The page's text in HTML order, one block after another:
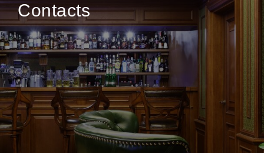
Contacts